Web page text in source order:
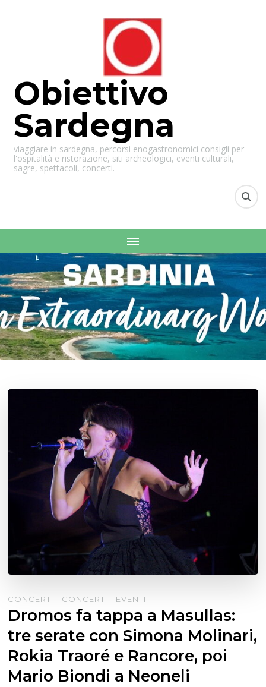
Obiettivo
Sardegna
viaggiare in sardegna, percorsi enogastronomici consigli per
l'ospitalità e ristorazione, siti archeologici, eventi culturali,
sagre, spettacoli, concerti.
CONCERTI CONCERTI EVENTI
Dromos fa tappa a Masullas:
tre serate con Simona Molinari,
Rokia Traoré e Rancore, poi
Mario Biondi a Neoneli